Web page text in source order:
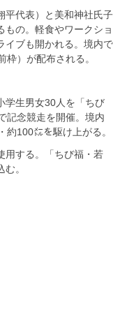
代表）と美和神社氏子
もの。軽食やワークショ
イブも開かれる。境内で
）が配布される。
学生男女30人を「ちび
記念競走を開催。境内
100㍍を駆け上がる。
用する。「ちび福・若
。